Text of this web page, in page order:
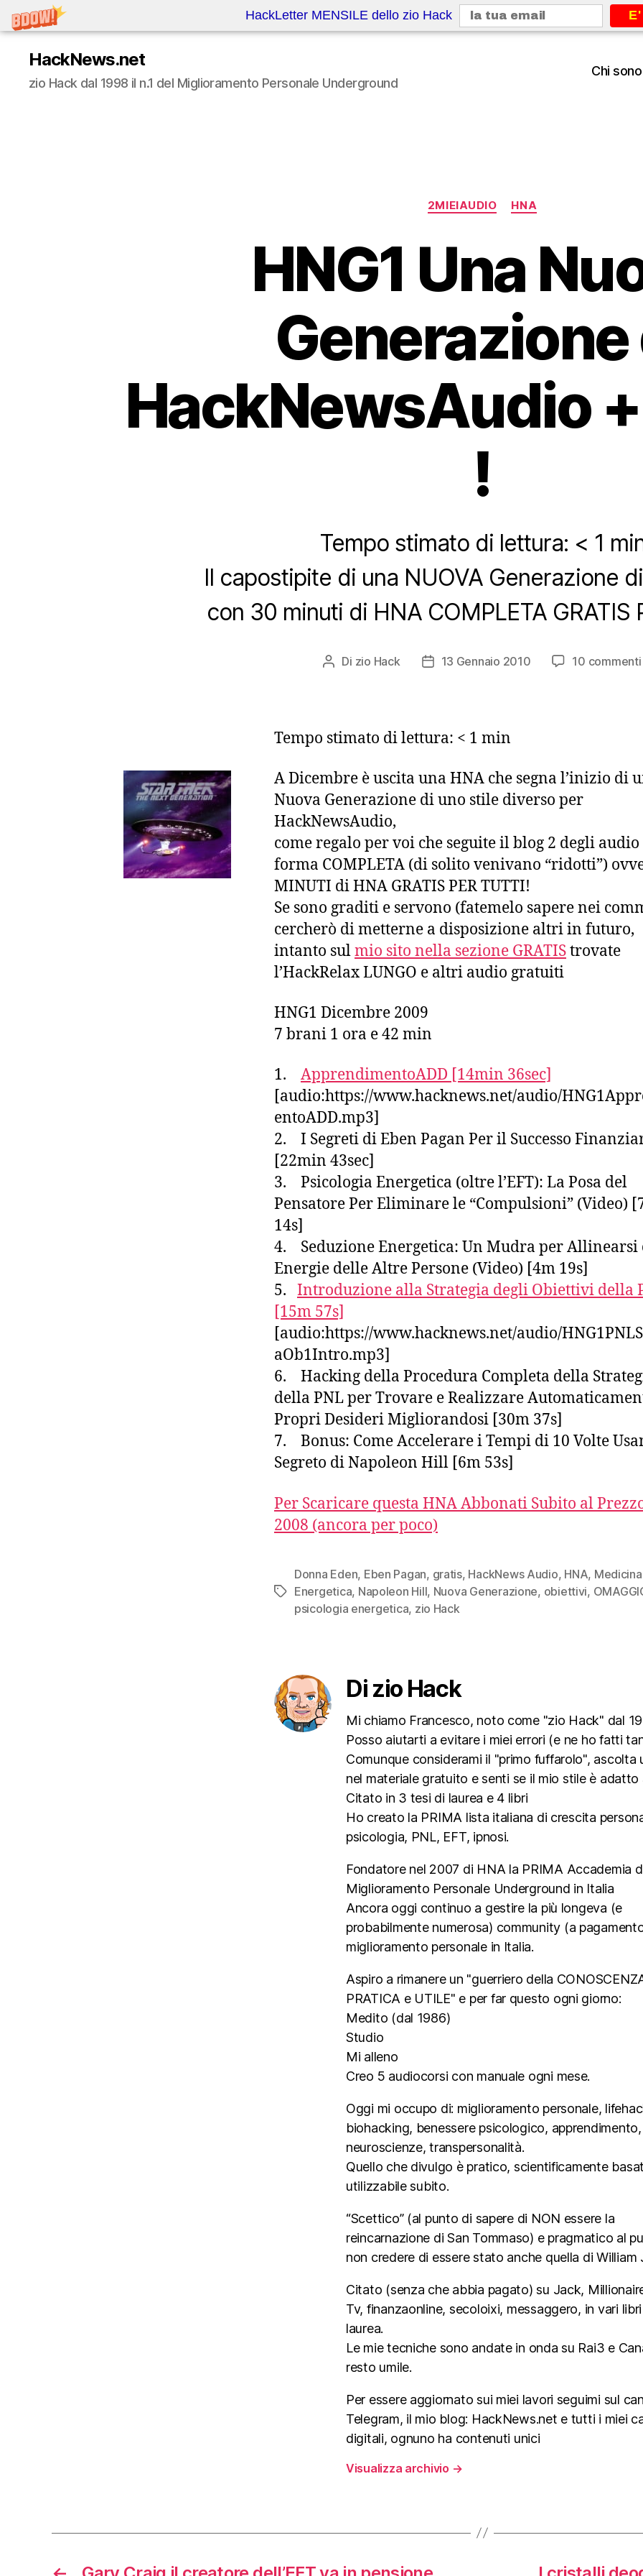
HackLetter MENSILE dello zio Hack
HackNews.net
zio Hack dal 1998 il n.1 del Miglioramento Personale Underground
Chi sono
Categorie
2MIEIAUDIO HNA
HNG1 Una
Generazione
HackNewsAudio
!
Tempo stimato di lettura: < 1
Il capostipite di una NUOVA Generazione
con 30 minuti di HNA COMPLETA GRATIS
Autore
Di zio Hack
Data13 Gennaio 2010 10 commenti
Tempo stimato di lettura: < 1 min
A Dicembre è uscita una HNA che segna l’inizio di
Nuova Generazione di uno stile diverso per
HackNewsAudio,
come regalo per voi che seguite il blog 2 degli
forma COMPLETA (di solito venivano “ridotti”)
MINUTI di HNA GRATIS PER TUTTI!
Se sono graditi e servono (fatemelo sapere nei
cercherò di metterne a disposizione altri in futuro,
intanto sulmio sito nella sezione GRATIStrovate
l’HackRelax LUNGO e altri audio gratuiti
HNG1 Dicembre 2009
7 brani 1 ora e 42 min
1. ApprendimentoADD [14min 36sec]
[audio:https://www.hacknews.net/audio/
entoADD.mp3]
2. I Segreti di Eben Pagan Per il Successo
[22min 43sec]
3. Psicologia Energetica (oltre l’EFT): La Posa del
Pensatore Per Eliminare le “Compulsioni” (Video)
14s]
4. Seduzione Energetica: Un Mudra per Allinearsi
Energie delle Altre Persone (Video) [4m 19s]
5. Introduzione alla Strategia degli Obiettivi della
[15m 57s]
[audio:https://www.hacknews.net/audio/
aOb1Intro.mp3]
6. Hacking della Procedura Completa della
della PNL per Trovare e Realizzare
Propri Desideri Migliorandosi [30m 37s]
7. Bonus: Come Accelerare i Tempi di 10 Volte
Segreto di Napoleon Hill [6m 53s]
Per Scaricare questa HNA Abbonati Subito al
2008 (ancora per poco)
Tag
Donna Eden, Eben Pagan, gratis, HackNews Audio, HNA, Medicina
Energetica, Napoleon Hill, Nuova Generazione, obiettivi,
psicologia energetica, zio Hack
Di zio Hack
Mi chiamo Francesco, noto come "zio Hack" dal
Posso aiutarti a evitare i miei errori (e ne ho fatti
Comunque considerami il "primo fuffarolo", ascolta
nel materiale gratuito e senti se il mio stile è adatto
Citato in 3 tesi di laurea e 4 libri
Ho creato la PRIMA lista italiana di crescita
psicologia, PNL, EFT, ipnosi.
Fondatore nel 2007 di HNA la PRIMA Accademia
Miglioramento Personale Underground in Italia
Ancora oggi continuo a gestire la più longeva (e
probabilmente numerosa) community (a
miglioramento personale in Italia.
Aspiro a rimanere un "guerriero della
PRATICA e UTILE" e per far questo ogni giorno:
Medito (dal 1986)
Studio
Mi alleno
Creo 5 audiocorsi con manuale ogni mese.
Oggi mi occupo di: miglioramento personale,
biohacking, benessere psicologico, apprendimento,
neuroscienze, transpersonalità.
Quello che divulgo è pratico, scientificamente
utilizzabile subito.
“Scettico” (al punto di sapere di NON essere la
reincarnazione di San Tommaso) e pragmatico al
non credere di essere stato anche quella di William
Citato (senza che abbia pagato) su Jack,
Tv, finanzaonline, secoloixi, messaggero, in vari
laurea.
Le mie tecniche sono andate in onda su Rai3 e
resto umile.
Per essere aggiornato sui miei lavori seguimi sul
Telegram, il mio blog: HackNews.net e tutti i miei
digitali, ognuno ha contenuti unici
Visualizza archivio →